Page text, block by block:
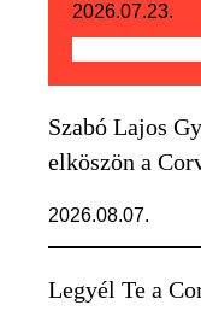
2026.07.23.
Szabó Lajos
elköszön a
2026.08.07.
Legyél Te a